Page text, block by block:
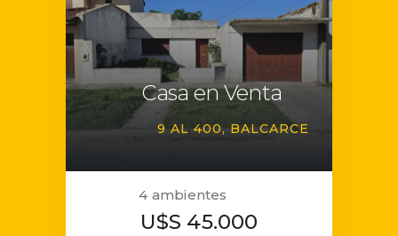
Casa en Venta
9 AL 400 BALCARCE
4 ambientes
U$S 45.000